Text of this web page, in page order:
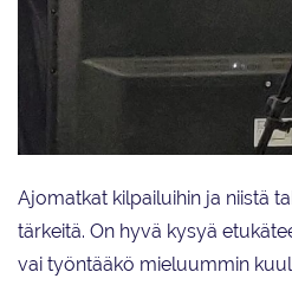
Ajomatkat kilpailuihin ja niistä
tärkeitä. On hyvä kysyä
vai työntääkö mieluummin